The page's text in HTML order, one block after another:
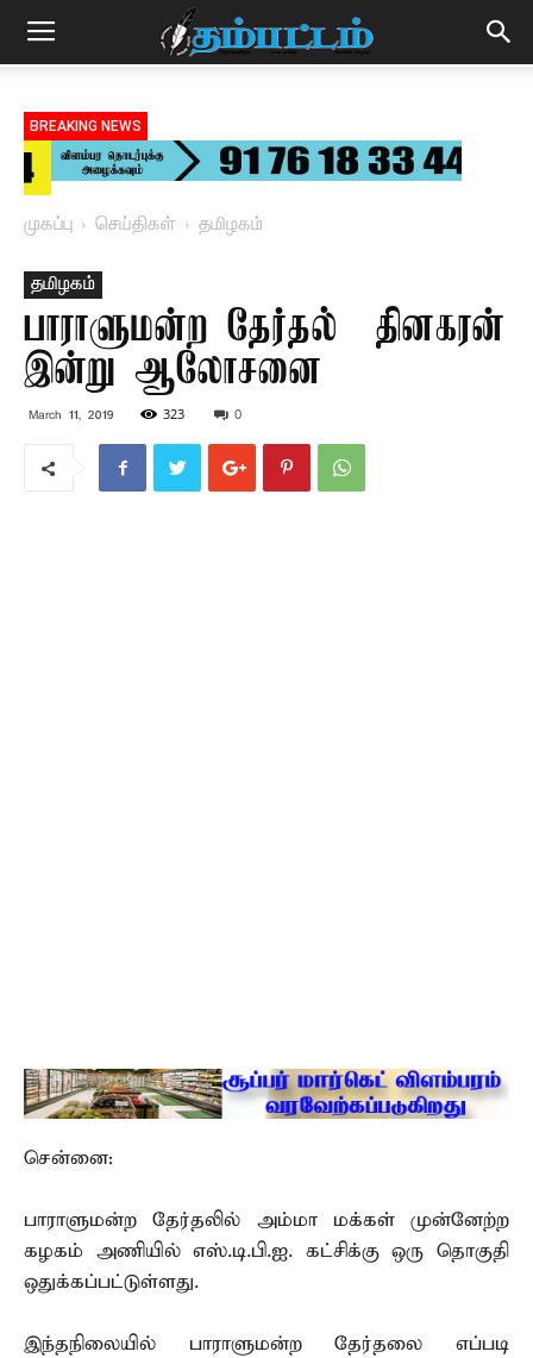
BREAKING NEWS
முகப்பு செய்திகள் தமிழகம்
தமிழகம்
பாராளுமன்ற தேர்தல் – தினகரன்
இன்று ஆலோசனை
March 11, 2019 323 0
சென்னை:
பாராளுமன்ற தேர்தலில் அம்மா மக்கள் முன்னேற்ற
கழகம் அணியில் எஸ்.டி.பி.ஐ. கட்சிக்கு ஒரு தொகுதி
ஒதுக்கப்பட்டுள்ளது.
இந்தநிலையில் பாராளுமன்ற தேர்தலை எப்படி